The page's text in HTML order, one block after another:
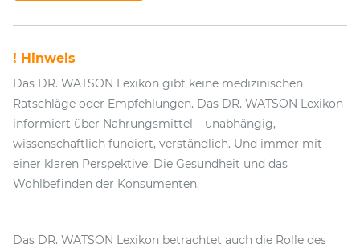
! Hinweis
Das DR. WATSON Lexikon gibt keine medizinischen
Ratschläge oder Empfehlungen. Das DR. WATSON Lexikon
informiert über Nahrungsmittel – unabhängig,
wissenschaftlich fundiert, verständlich. Und immer mit
einer klaren Perspektive: Die Gesundheit und das
Wohlbefinden der Konsumenten.
Das DR. WATSON Lexikon betrachtet auch die Rolle des